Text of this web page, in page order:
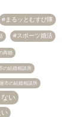
まるッとむすび隊
スポーツ婚活
再婚
の結婚相談所
市の結婚相談所
い